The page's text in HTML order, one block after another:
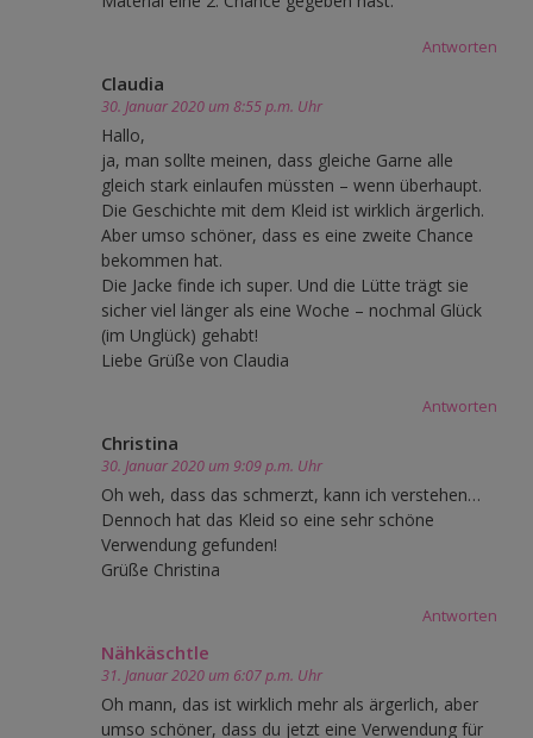
Antworten
Claudia
30. Januar 2020 um 8:55 p.m. Uhr
Hallo,
ja, man sollte meinen, dass gleiche Garne alle
gleich stark einlaufen müssten – wenn überhaupt.
Die Geschichte mit dem Kleid ist wirklich ärgerlich.
Aber umso schöner, dass es eine zweite Chance
bekommen hat.
Die Jacke finde ich super. Und die Lütte trägt sie
sicher viel länger als eine Woche – nochmal Glück
(im Unglück) gehabt!
Liebe Grüße von Claudia
Antworten
Christina
30. Januar 2020 um 9:09 p.m. Uhr
Oh weh, dass das schmerzt, kann ich verstehen…
Dennoch hat das Kleid so eine sehr schöne
Verwendung gefunden!
Grüße Christina
Antworten
Nähkäschtle
31. Januar 2020 um 6:07 p.m. Uhr
Oh mann, das ist wirklich mehr als ärgerlich, aber
umso schöner, dass du jetzt eine Verwendung für